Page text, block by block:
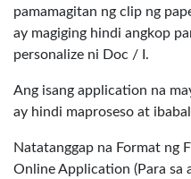
pamamagitan ng clip ng
ay magiging hindi angkop
personalize ni Doc / I.
Ang isang application na
ay hindi maproseso at
Natatanggap na Format ng
Online Application (Para sa